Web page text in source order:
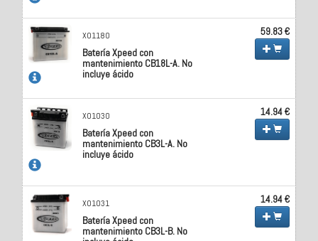
X01180
Batería Xpeed con
mantenimiento CB18L-A. No
incluye ácido
59.83 €
X01030
Batería Xpeed con
mantenimiento CB3L-A. No
incluye ácido
14.94 €
X01031
Batería Xpeed con
mantenimiento CB3L-B. No
14.94 €